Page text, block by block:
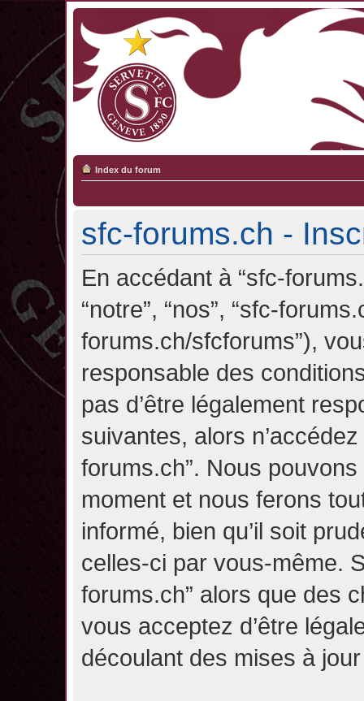
Index du forum
sfc-forums.ch -
En accédant à “sfc-
“notre”, “nos”, “sfc-
forums.ch/sfcforums”),
responsable des
pas d’être légalement
suivantes, alors
forums.ch”. Nous
moment et nous ferons
informé, bien qu’il soit
celles-ci par vous-même.
forums.ch” alors que des
vous acceptez d’être
découlant des mises à